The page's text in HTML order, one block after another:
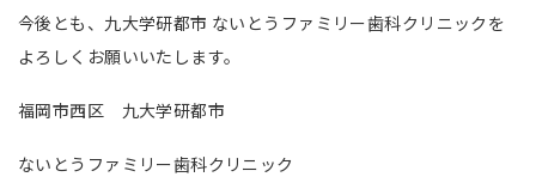
今後とも、九大学研都市 ないとうファミリー歯科クリニックを
よろしくお願いいたします。
福岡市西区 九大学研都市
ないとうファミリー歯科クリニック